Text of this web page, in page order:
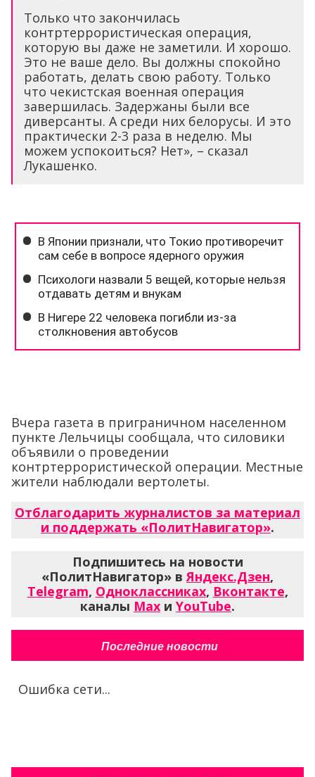
Только что закончилась
контртеррористическая операция,
которую вы даже не заметили. И хорошо.
Это не ваше дело. Вы должны спокойно
работать, делать свою работу. Только
что чекистская военная операция
завершилась. Задержаны были все
диверсанты. А среди них белорусы. И это
практически 2-3 раза в неделю. Мы
можем успокоиться? Нет», – сказал
Лукашенко.
Вчера газета в приграничном населенном
пункте Лельчицы сообщала, что силовики
объявили о проведении
контртеррористической операции. Местные
жители наблюдали вертолеты.
Отблагодарить журналистов за материал
и поддержать «ПолитНавигатор».
Подпишитесь на новости
«ПолитНавигатор» вЯндекс.Дзен,
Telegram, Одноклассниках, Вконтакте,
каналы Max и YouTube.
Последние новости
Ошибка сети...